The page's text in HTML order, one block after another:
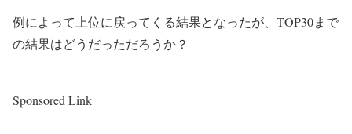
例によって上位に戻ってくる結果となったが、TOP30まで
の結果はどうだっただろうか？
Sponsored Link